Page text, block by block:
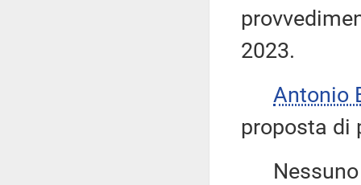
2023.
Antonio
proposta di
Nessuno